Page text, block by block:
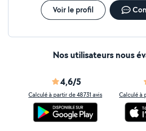
Voir le profil
Nos utilisateurs nous
4,6/5
Calculé à partir de 48731 avis Calculé à